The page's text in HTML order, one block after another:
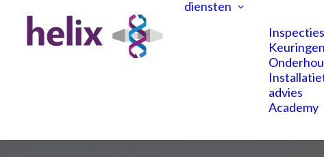
diensten
Keuringen
advies
Academy